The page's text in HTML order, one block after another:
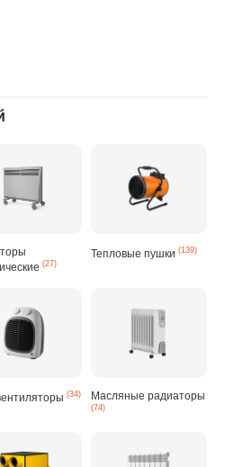
(27)
Тепловые пушки (139)
(34) Масляные радиаторы
(74)